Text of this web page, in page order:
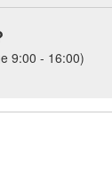
9:00 - 16:00)